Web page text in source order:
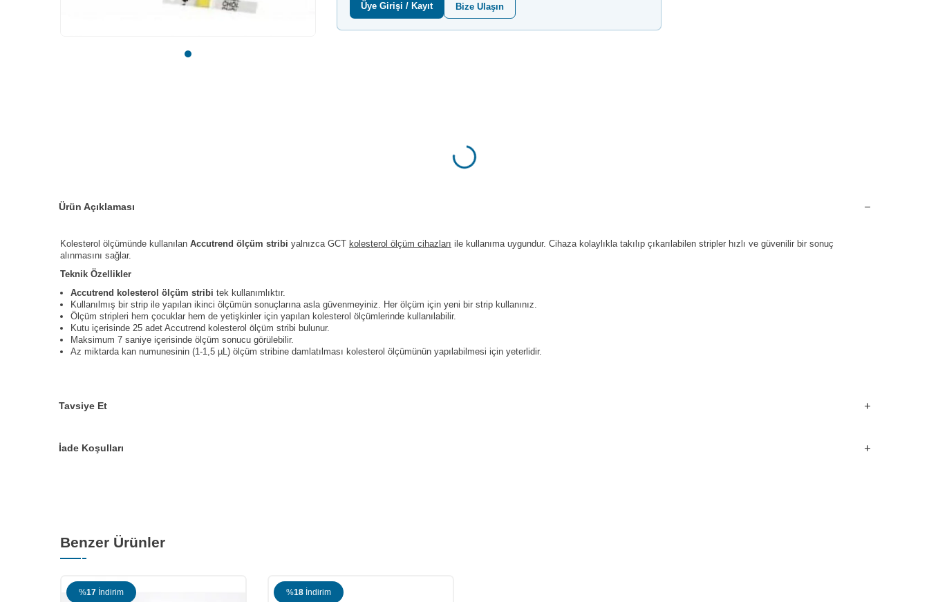
Üye Girişi / Kayıt Bize Ulaşın
Ürün Açıklaması
Kolesterol ölçümünde kullanılan Accutrend ölçüm stribi yalnızca GCT kolesterol ölçüm cihazları ile kullanıma uygundur. Cihaza kolaylıkla takılıp çıkarılabilen stripler hızlı ve güvenilir bir sonuç
alınmasını sağlar.
Teknik Özellikler
Accutrend kolesterol ölçüm stribi tek kullanımlıktır.
Kullanılmış bir strip ile yapılan ikinci ölçümün sonuçlarına asla güvenmeyiniz. Her ölçüm için yeni bir strip kullanınız.
Ölçüm stripleri hem çocuklar hem de yetişkinler için yapılan kolesterol ölçümlerinde kullanılabilir.
Kutu içerisinde 25 adet Accutrend kolesterol ölçüm stribi bulunur.
Maksimum 7 saniye içerisinde ölçüm sonucu görülebilir.
Az miktarda kan numunesinin (1-1,5 µL) ölçüm stribine damlatılması kolesterol ölçümünün yapılabilmesi için yeterlidir.
Tavsiye Et
İade Koşulları
Benzer Ürünler
%17 İndirim %18 İndirim